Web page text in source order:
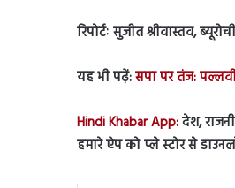
रिपोर्टः सुजीत श्रीवास्तव,
यह भी पढ़ें:सपा पर तंज:
Hindi Khabar App:देश,
हमारे ऐप को प्ले स्टोर से